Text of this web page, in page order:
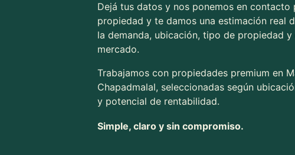
Dejá tus datos y nos ponemos en contacto
propiedad y te damos una estimación real
la demanda, ubicación, tipo de propiedad
mercado.
Trabajamos con propiedades premium en
Chapadmalal, seleccionadas según
y potencial de rentabilidad.
Simple, claro y sin compromiso.